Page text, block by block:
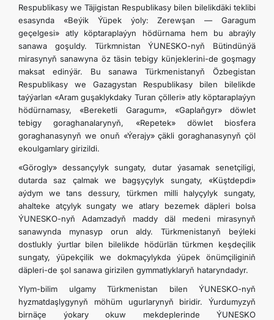
Respublikasy we Täjigistan Respublikasy bilen bilelikdäki teklibi
esasynda «Beýik Ýüpek ýoly: Zerewşan — Garagum
geçelgesi» atly köptaraplaýyn hödürnama hem bu abraýly
sanawa goşuldy. Türkmnistan ÝUNESKO-nyň Bütindünýä
mirasynyň sanawyna öz täsin tebigy künjeklerini-de goşmagy
maksat edinýär. Bu sanawa Türkmenistanyň Özbegistan
Respublikasy we Gazagystan Respublikasy bilen bilelikde
taýýarlan «Aram guşaklykdaky Turan çölleri» atly köptaraplaýyn
hödürnamasy, «Bereketli Garagum», «Gaplaňgyr» döwlet
tebigy goraghanalarynyň, «Repetek» döwlet biosfera
goraghanasynyň we onuň «Ýerajy» çäkli goraghanasynyň çöl
ekoulgamlary girizildi.
«Görogly» dessançylyk sungaty, dutar ýasamak senetçiligi,
dutarda saz çalmak we bagşyçylyk sungaty, «Küştdepdi»
aýdym we tans dessury, türkmen milli halyçylyk sungaty,
ahalteke atçylyk sungaty we atlary bezemek däpleri bolsa
ÝUNESKO-nyň Adamzadyň maddy däl medeni mirasynyň
sanawynda mynasyp orun aldy. Türkmenistanyň beýleki
dostlukly ýurtlar bilen bilelikde hödürlän türkmen keşdeçilik
sungaty, ýüpekçilik we dokmaçylykda ýüpek önümçiliginiň
däpleri-de şol sanawa girizilen gymmatlyklaryň hataryndadyr.
Ylym-bilim ulgamy Türkmenistan bilen ÝUNESKO-nyň
hyzmatdaşlygynyň möhüm ugurlarynyň biridir. Ýurdumyzyň
birnäçe ýokary okuw mekdeplerinde ÝUNESKO